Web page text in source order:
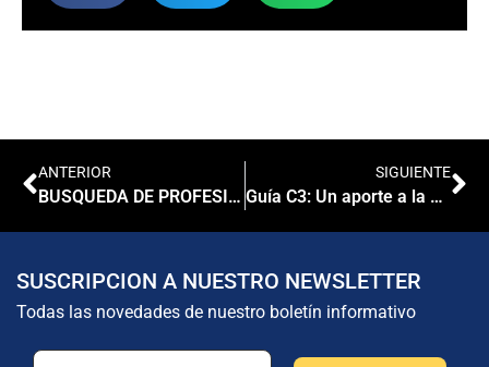
ANTERIOR
BUSQUEDA DE PROFESIONAL BIOQUIMICO
SIGUIENTE
Guía C3: Un aporte a la calidad en su laboratorio
SUSCRIPCION A NUESTRO NEWSLETTER
Todas las novedades de nuestro boletín informativo